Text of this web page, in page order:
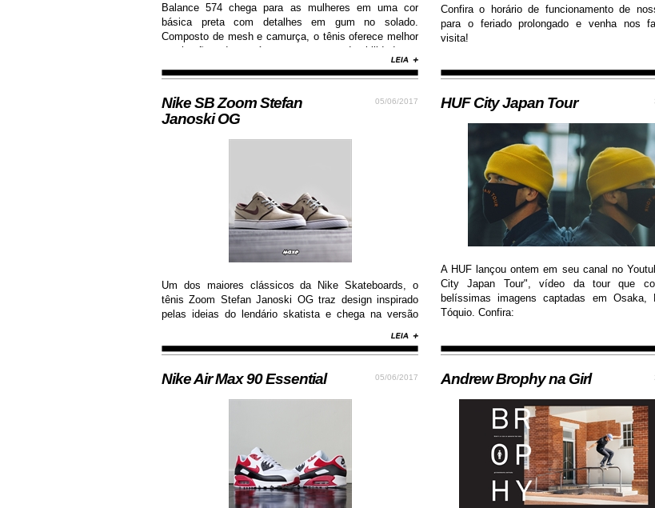
Balance 574 chega para as mulheres em uma cor
básica preta com detalhes em gum no solado.
Composto de mesh e camurça, o tênis oferece melhor
respiração dos pés e garante durabilidade e
05/06/2017
Nike SB Zoom Stefan
Janoski OG
Um dos maiores clássicos da Nike Skateboards, o
tênis Zoom Stefan Janoski OG traz design inspirado
pelas ideias do lendário skatista e chega na versão
de solado de borracha que permite maior aderência.
05/06/2017
Nike Air Max 90 Essential
Confira o horário de funcionamento de
para o feriado prolongado e venha nos
visita!
HUF City Japan Tour
A HUF lançou ontem em seu canal no
City Japan Tour", vídeo da tour que
belíssimas imagens captadas em Osaka,
Tóquio. Confira:
Andrew Brophy na Girl